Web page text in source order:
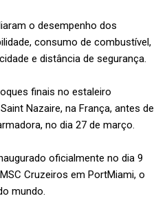
o desempenho dos
consumo de combustível,
e distância de segurança.
finais no estaleiro
Nazaire, na França, antes de
no dia 27 de março.
oficialmente no dia 9
Cruzeiros em PortMiami, o
mundo.